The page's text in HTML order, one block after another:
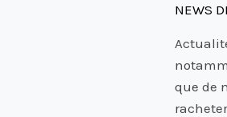
NEWS
que de
DeFi
du
2023